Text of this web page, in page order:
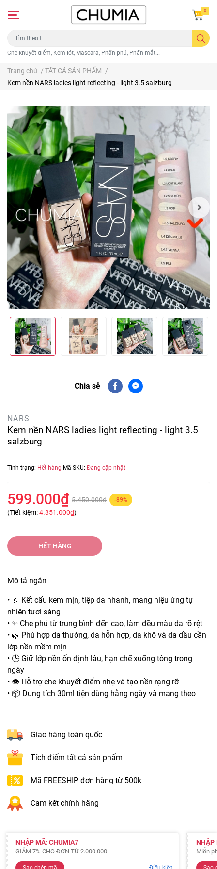
Che khuyết điểm, Kem lót, Mascara, Phấn phủ, Phấn mắt...
0
Trang chủ / TẤT CẢ SẢN PHẨM /
Kem nền NARS ladies light reflecting - light 3.5 salzburg
Chia sẻ
NARS
Kem nền NARS ladies light reflecting - light 3.5
salzburg
Tình trạng: Hết hàng Mã SKU: Đang cập nhật
599.000₫ 5.450.000₫ -89%
(Tiết kiệm:4.851.000₫)
HẾT HÀNG
Mô tả ngắn
• 💧 Kết cấu kem mịn, tiệp da nhanh, mang hiệu ứng tự
nhiên tươi sáng
• ✨ Che phủ từ trung bình đến cao, làm đều màu da rõ rệt
• 🌿 Phù hợp da thường, da hỗn hợp, da khô và da dầu cần
lớp nền mềm mịn
• 🕒 Giữ lớp nền ổn định lâu, hạn chế xuống tông trong
ngày
• 👁️ Hỗ trợ che khuyết điểm nhẹ và tạo nền rạng rỡ
• 📦 Dung tích 30ml tiện dùng hằng ngày và mang theo
Giao hàng toàn quốc
Tích điểm tất cả sản phẩm
Mã FREESHIP đơn hàng từ 500k
Cam kết chính hãng
NHẬP MÃ: CHUMIA7
GIẢM 7% CHO ĐƠN TỪ 2.000.000
NHẬP
Miễn